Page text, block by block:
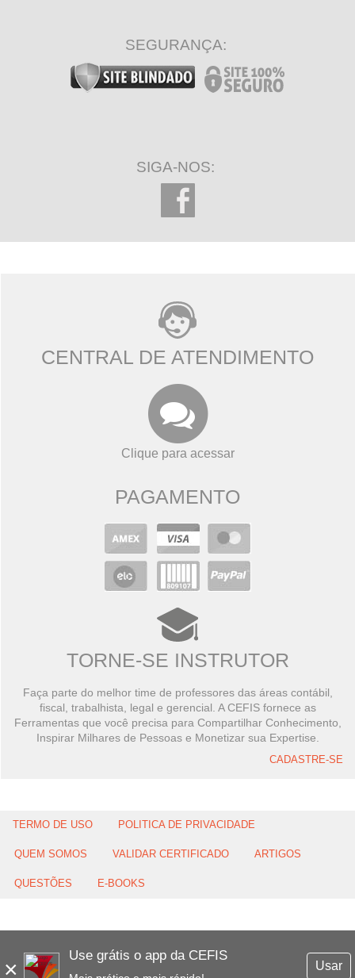
×
Use grátis o app da CEFIS
Usar
SEGURANÇA:
SIGA-NOS:
CENTRAL DE ATENDIMENTO
Clique para acessar
PAGAMENTO
TORNE-SE INSTRUTOR
Faça parte do melhor time de professores das áreas contábil,
fiscal, trabalhista, legal e gerencial. A CEFIS fornece as
Ferramentas que você precisa para Compartilhar Conhecimento,
Inspirar Milhares de Pessoas e Monetizar sua Expertise.
CADASTRE-SE
TERMO DE USO POLITICA DE PRIVACIDADE
QUEM SOMOS VALIDAR CERTIFICADO ARTIGOS
QUESTÕES E-BOOKS